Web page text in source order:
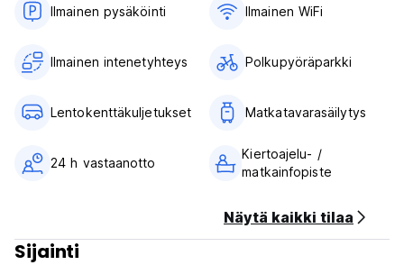
Ilmainen pysäköinti Ilmainen WiFi
Ilmainen intenetyhteys Polkupyöräparkki
Lentokenttäkuljetukset Matkatavarasäilytys
24 h vastaanotto
Kiertoajelu- /
matkainfopiste
Näytä kaikki tilaa
Sijainti